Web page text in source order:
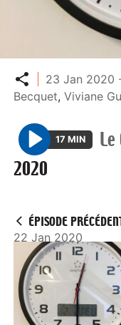
Partager
23 Jan 2020
Becquet,Viviane
P
l
17 MIN
2020
ÉPISODE
22 Jan 2020